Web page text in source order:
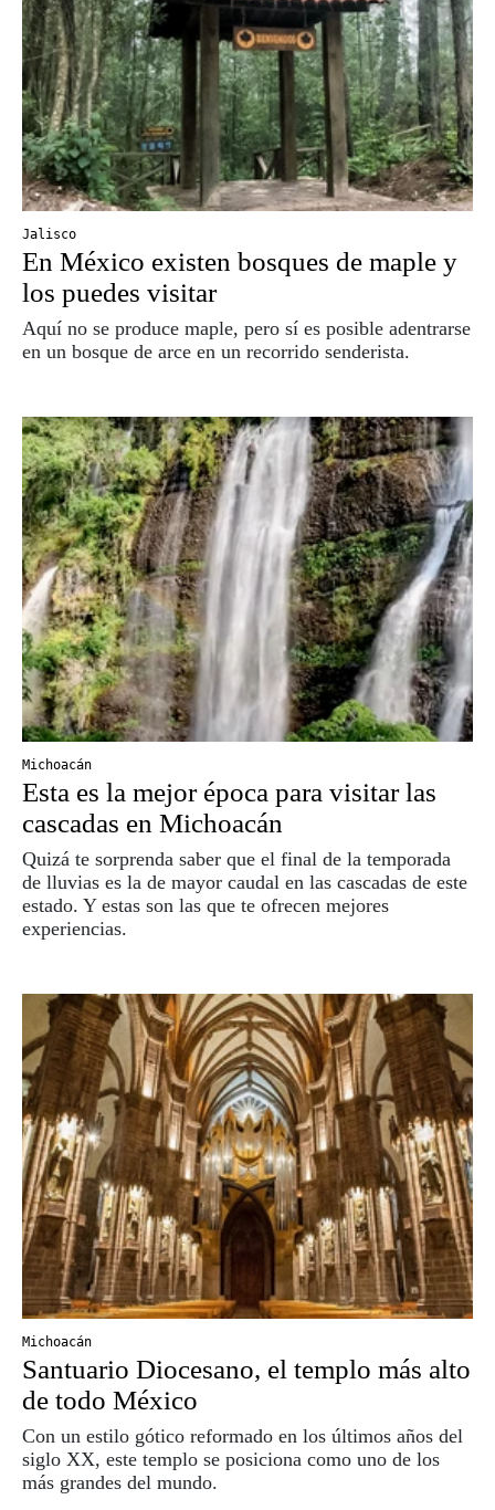
Jalisco
En México existen bosques de maple y
los puedes visitar
Aquí no se produce maple, pero sí es posible adentrarse
en un bosque de arce en un recorrido senderista.
Michoacán
Esta es la mejor época para visitar las
cascadas en Michoacán
Quizá te sorprenda saber que el final de la temporada
de lluvias es la de mayor caudal en las cascadas de este
estado. Y estas son las que te ofrecen mejores
experiencias.
Michoacán
Santuario Diocesano, el templo más alto
de todo México
Con un estilo gótico reformado en los últimos años del
siglo XX, este templo se posiciona como uno de los
más grandes del mundo.